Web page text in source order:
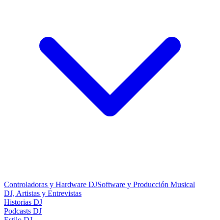
Controladoras y Hardware DJSoftware y Producción Musical
DJ, Artistas y Entrevistas
Historias DJ
Podcasts DJ